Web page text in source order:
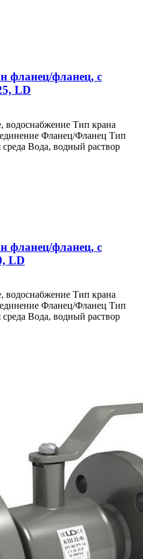
фланец/фланец, с
LD
водоснабжение Тип крана
Фланец/Фланец Тип
Вода, водный раствор
фланец/фланец, с
LD
водоснабжение Тип крана
Фланец/Фланец Тип
Вода, водный раствор